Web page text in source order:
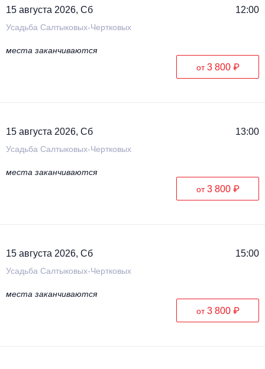
15 августа 2026, Сб 12:00
Усадьба Салтыковых-Чертковых
места заканчиваются
от3 800 ₽
15 августа 2026, Сб 13:00
Усадьба Салтыковых-Чертковых
места заканчиваются
от3 800 ₽
15 августа 2026, Сб 15:00
Усадьба Салтыковых-Чертковых
места заканчиваются
от3 800 ₽